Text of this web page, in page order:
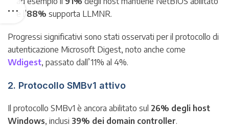
e l’88% supporta LLMNR.
Progressi significativi sono stati osservati per il protocollo di
autenticazione Microsoft Digest, noto anche come
Wdigest, passato dall’11% al 4%.
2. Protocollo SMBv1 attivo
Il protocollo SMBv1 è ancora abilitato sul 26% degli host
Windows, inclusi 39% dei domain controller.